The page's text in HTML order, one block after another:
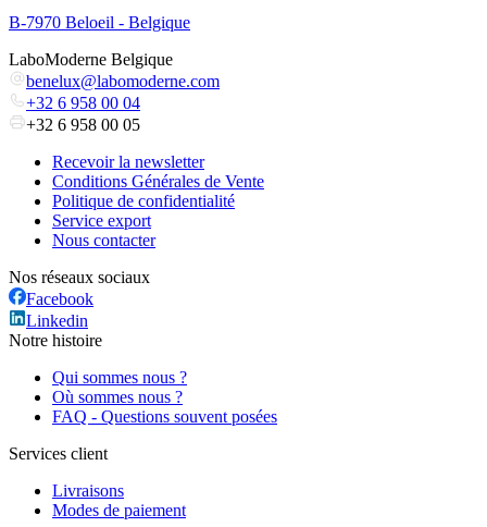
B-7970 Beloeil - Belgique
LaboModerne Belgique
benelux@labomoderne.com
+32 6 958 00 04
+32 6 958 00 05
Recevoir la newsletter
Conditions Générales de Vente
Politique de confidentialité
Service export
Nous contacter
Nos réseaux sociaux
Facebook
Linkedin
Notre histoire
Qui sommes nous ?
Où sommes nous ?
FAQ - Questions souvent posées
Services client
Livraisons
Modes de paiement